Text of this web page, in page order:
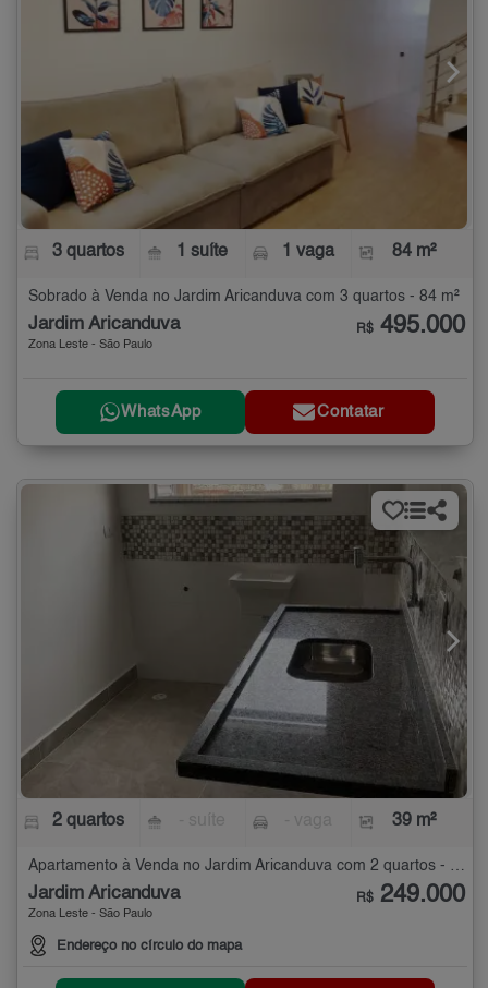
3 quartos 1 suíte 1 vaga 84 m²
Sobrado à Venda no Jardim Aricanduva com 3 quartos - 84 m²
Jardim Aricanduva
Zona Leste - São Paulo
R$ 495.000
WhatsApp Contatar
2 quartos 39 m²
Jardim Aricanduva
Zona Leste - São Paulo
Endereço no círculo do mapa
R$ 249.000